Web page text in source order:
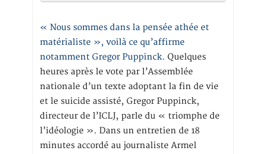
« Nous sommes dans la pensée athée et
matérialiste », voilà ce qu’affirme
notamment Gregor Puppinck. Quelques
heures après le vote par l’Assemblée
nationale d’un texte adoptant la fin de vie
et le suicide assisté, Gregor Puppinck,
directeur de l’ICLJ, parle du « triomphe de
l’idéologie ». Dans un entretien de 18
minutes accordé au journaliste Armel